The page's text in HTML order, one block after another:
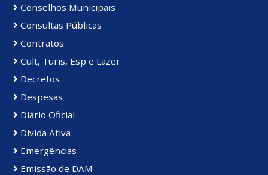
Conselhos Municipais
Consultas Públicas
Contratos
Cult, Turis, Esp e Lazer
Decretos
Despesas
Diário Oficial
Divida Ativa
Emergências
Emissão de DAM